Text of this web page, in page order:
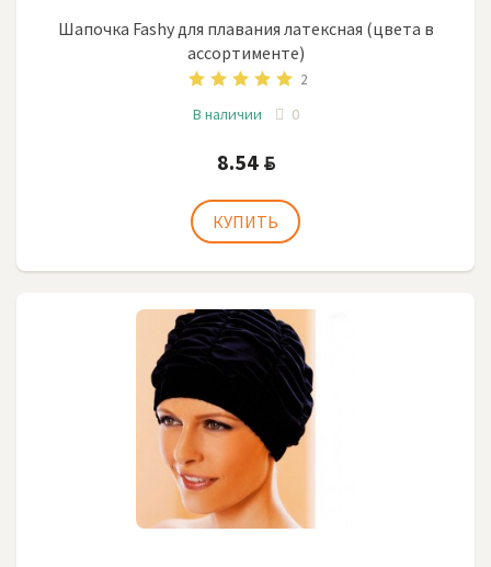
Шапочка Fashy для плавания латексная (цвета в
ассортименте)
2
В наличии 0
8.54 BYN